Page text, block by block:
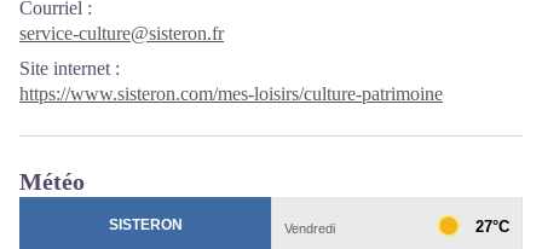
Courriel :
service-culture@sisteron.fr
Site internet :
https://www.sisteron.com/mes-loisirs/culture-patrimoine
Météo